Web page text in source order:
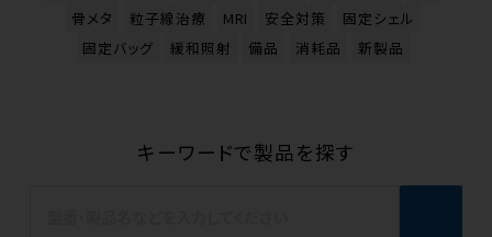
骨メタ
粒子線治療 MRI 安全対策
固定シェル
固定バッグ
緩和照射 備品 消耗品 新製品
キーワードで製品を探す